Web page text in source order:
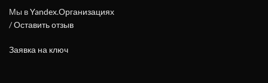
Мы вYandex.Организациях
/Оставить отзыв
Заявка на ключ